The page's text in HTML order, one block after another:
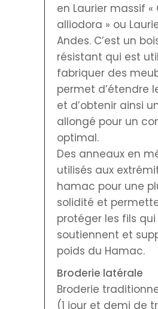
en Laurier massif «
alliodora » ou
Andes. C’est un
résistant qui est
fabriquer des
permet d’étendre
et d’obtenir ainsi
allongé pour un
optimal.
Des anneaux en
utilisés aux
hamac pour une
solidité et
protéger les fils qui
soutiennent et
poids du Hamac.
Broderie latérale
Broderie
(1 jour et demi de